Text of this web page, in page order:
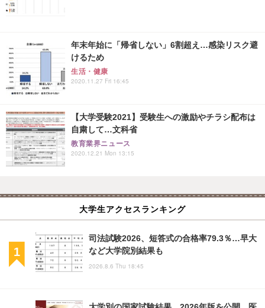
年末年始に「帰省しない」6割超え…感染リスク避
けるため
生活・健康
2020.11.27 Fri 16:45
【大学受験2021】受験生への激励やチラシ配布は
自粛して…文科省
教育業界ニュース
2020.12.21 Mon 13:15
大学生アクセスランキング
司法試験2026、短答式の合格率79.3％…早大
など大学院別結果も
2026.8.6 Thu 18:45
大学別の国家試験結果、2026年版を公開…医